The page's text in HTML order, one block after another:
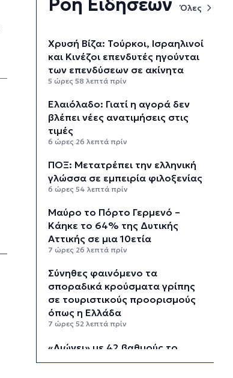
Όλες
Χρυσή Βίζα: Τούρκοι, Ισραηλινοί
και Κινέζοι επενδυτές ηγούνται
των επενδύσεων σε ακίνητα
5 ώρες 58 λεπτά πρίν
Ελαιόλαδο: Γιατί η αγορά δεν
βλέπει νέες ανατιμήσεις στις
τιμές
6 ώρες 26 λεπτά πρίν
ΠΟΞ: Μετατρέπει την ελληνική
γλώσσα σε εμπειρία φιλοξενίας
6 ώρες 54 λεπτά πρίν
Μαύρο το Πόρτο Γερμενό –
Κάηκε το 64% της Δυτικής
Αττικής σε μια 10ετία
7 ώρες 26 λεπτά πρίν
Σύνηθες φαινόμενο τα
σποραδικά κρούσματα γρίπης
σε τουριστικούς προορισμούς
όπως η Ελλάδα
7 ώρες 52 λεπτά πρίν
«Λιώνει» με 42 βαθμούς το
Βατικανό: Στο εσωτερικό